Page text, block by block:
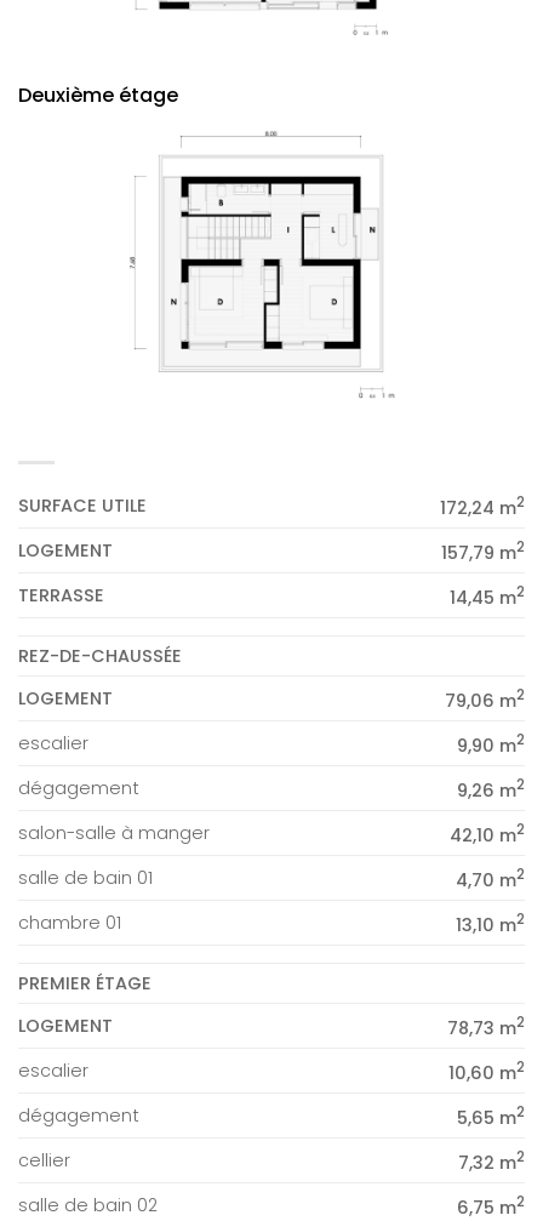
Deuxième étage
SURFACE UTILE 172,24 m2
LOGEMENT 157,79 m2
TERRASSE 14,45 m2
REZ-DE-CHAUSSÉE
LOGEMENT
79,06 m2
escalier 9,90 m2
dégagement 9,26 m2
salon-salle à manger 42,10 m2
salle de bain 01 4,70 m2
chambre 01 13,10 m2
PREMIER ÉTAGE
LOGEMENT
78,73 m2
escalier 10,60 m2
dégagement 5,65 m2
cellier 7,32 m2
salle de bain 02 6,75 m2